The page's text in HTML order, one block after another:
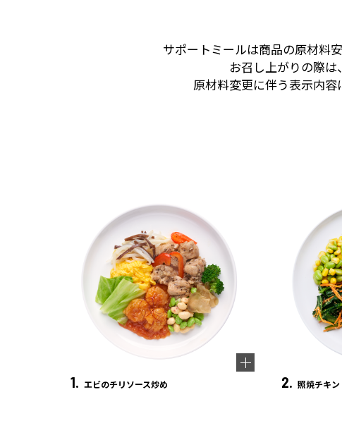
サポートミールは商品の原材料
お召し上がりの際
原材料変更に伴う表示内
1. エビのチリソース炒め 2. 照焼チキン